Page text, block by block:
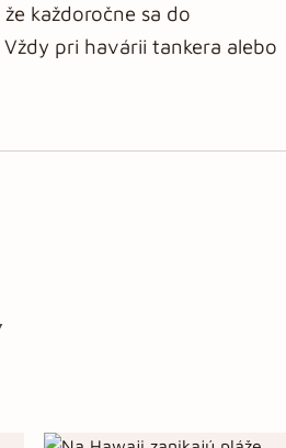
každoročne sa do
pri havárii tankera alebo